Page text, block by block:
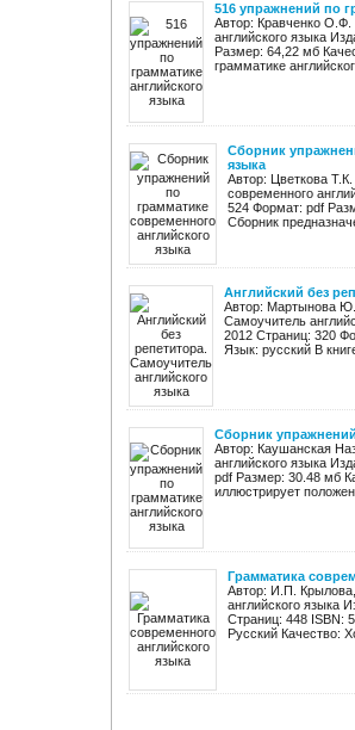
516 упражнений по
Автор: Кравченко О.Ф.
английского языка
Размер: 64,22 мб
грамматике
Сборник
языка
Автор: Цветкова
современного
524 Формат: pdf
Сборник
Английский без
Автор: Мартынова
Самоучитель
2012 Страниц: 320
Язык: русский В
Сборник
Автор: Каушанская
английского языка
pdf Размер: 30.48 мб
иллюстрирует
Грамматика
Автор: И.П.
английского языка
Страниц: 448 ISBN:
Русский Качество: